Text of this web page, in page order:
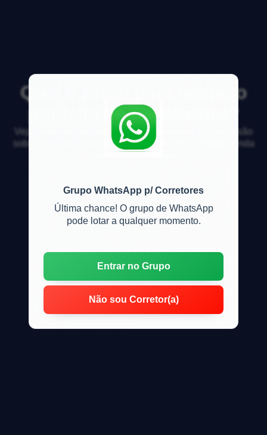
Grupo WhatsApp p/ Corretores
Última chance! O grupo de WhatsApp
pode lotar a qualquer momento.
Entrar no Grupo
Não sou Corretor(a)
Qual o prazo para despejo
por falta de pagamento?
Veja respostas de especialistas e participe da discussão
sobre mercado imobiliário, financiamento, compra, venda
e locação de imóveis